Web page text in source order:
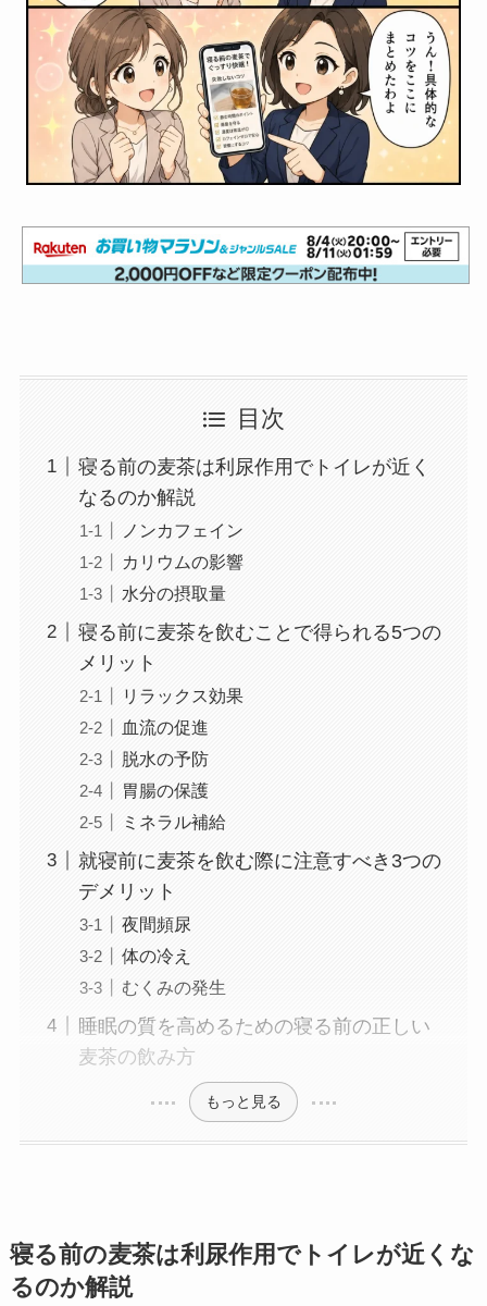
目次
寝る前の麦茶は利尿作用でトイレが近く
なるのか解説
ノンカフェイン
カリウムの影響
水分の摂取量
寝る前に麦茶を飲むことで得られる5つの
メリット
リラックス効果
血流の促進
脱水の予防
胃腸の保護
ミネラル補給
就寝前に麦茶を飲む際に注意すべき3つの
デメリット
夜間頻尿
体の冷え
むくみの発生
睡眠の質を高めるための寝る前の正しい
麦茶の飲み方
もっと見る
寝る前の麦茶は利尿作用でトイレが近くな
るのか解説